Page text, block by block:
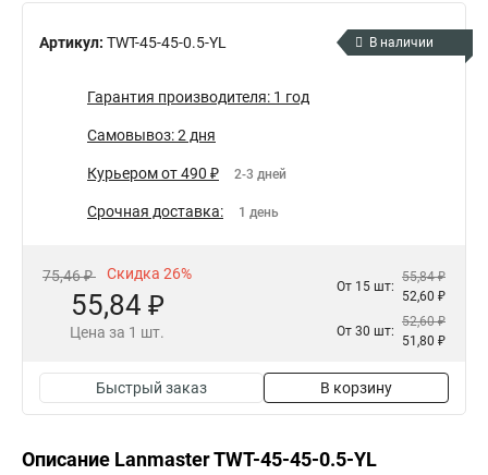
Артикул: TWT-45-45-0.5-YL В наличии
Гарантия производителя: 1 год
Самовывоз: 2 дня
Курьером от 490 ₽ 2-3 дней
Срочная доставка: 1 день
75,46 ₽ Скидка 26%
55,84 ₽
Цена за 1 шт.
От 15 шт:
55,84 ₽
52,60 ₽
От 30 шт:
52,60 ₽
51,80 ₽
Быстрый заказ В корзину
Описание Lanmaster TWT-45-45-0.5-YL